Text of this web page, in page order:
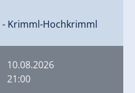
- Krimml-Hochkrimml
10.08.2026
21:00